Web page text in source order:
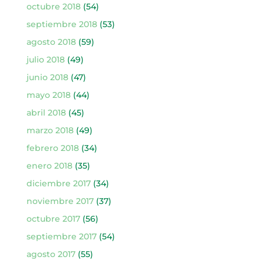
octubre 2018(54)
septiembre 2018(53)
agosto 2018(59)
julio 2018(49)
junio 2018(47)
mayo 2018(44)
abril 2018(45)
marzo 2018(49)
febrero 2018(34)
enero 2018(35)
diciembre 2017(34)
noviembre 2017(37)
octubre 2017(56)
septiembre 2017(54)
agosto 2017(55)